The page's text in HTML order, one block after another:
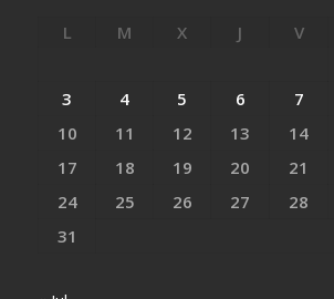
L M X J V
3
4 5 6 7
10
11 12 13 14
17
18 19 20 21
24
25 26 27 28
31